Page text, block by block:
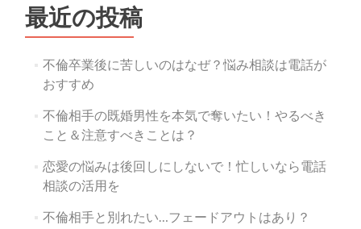
最近の投稿
不倫卒業後に苦しいのはなぜ？悩み相談は電話が
おすすめ
不倫相手の既婚男性を本気で奪いたい！やるべき
こと＆注意すべきことは？
恋愛の悩みは後回しにしないで！忙しいなら電話
相談の活用を
不倫相手と別れたい…フェードアウトはあり？